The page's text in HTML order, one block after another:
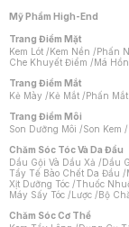
Mỹ Phẩm High-End
Trang Điểm Mặt
Kem Lót /Kem Nền /Phấn
Che Khuyết Điểm /Má
Trang Điểm Mắt
Kẻ Mày /Kẻ Mắt /Phấn Mắt
Trang Điểm Môi
Son Dưỡng Môi /Son Kem
Chăm Sóc Tóc Và Da Đầu
Dầu Gội Và Dầu Xả /Dầu
Tẩy Tế Bào Chết Da Đầu /
Xịt Dưỡng Tóc /Thuốc
Máy Sấy Tóc /Lược /Bộ
Chăm Sóc Cơ Thể